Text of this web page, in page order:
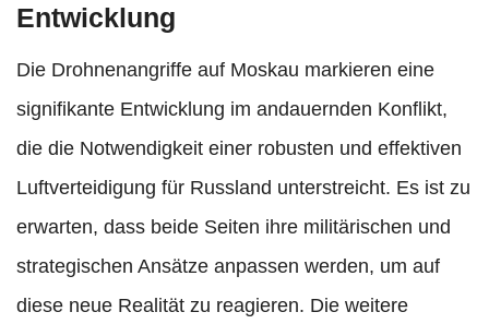
Entwicklung
Die Drohnenangriffe auf Moskau markieren eine
signifikante Entwicklung im andauernden Konflikt,
die die Notwendigkeit einer robusten und effektiven
Luftverteidigung für Russland unterstreicht. Es ist zu
erwarten, dass beide Seiten ihre militärischen und
strategischen Ansätze anpassen werden, um auf
diese neue Realität zu reagieren. Die weitere